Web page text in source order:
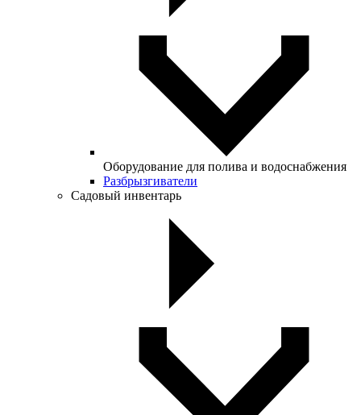
Оборудование для полива и водоснабжения
Разбрызгиватели
Садовый инвентарь